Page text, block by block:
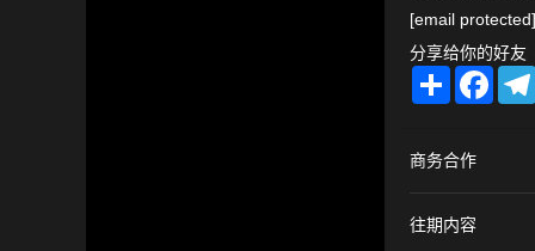
[email protected]
分享给你的好友
Share
Facebook
商务合作
往期内容